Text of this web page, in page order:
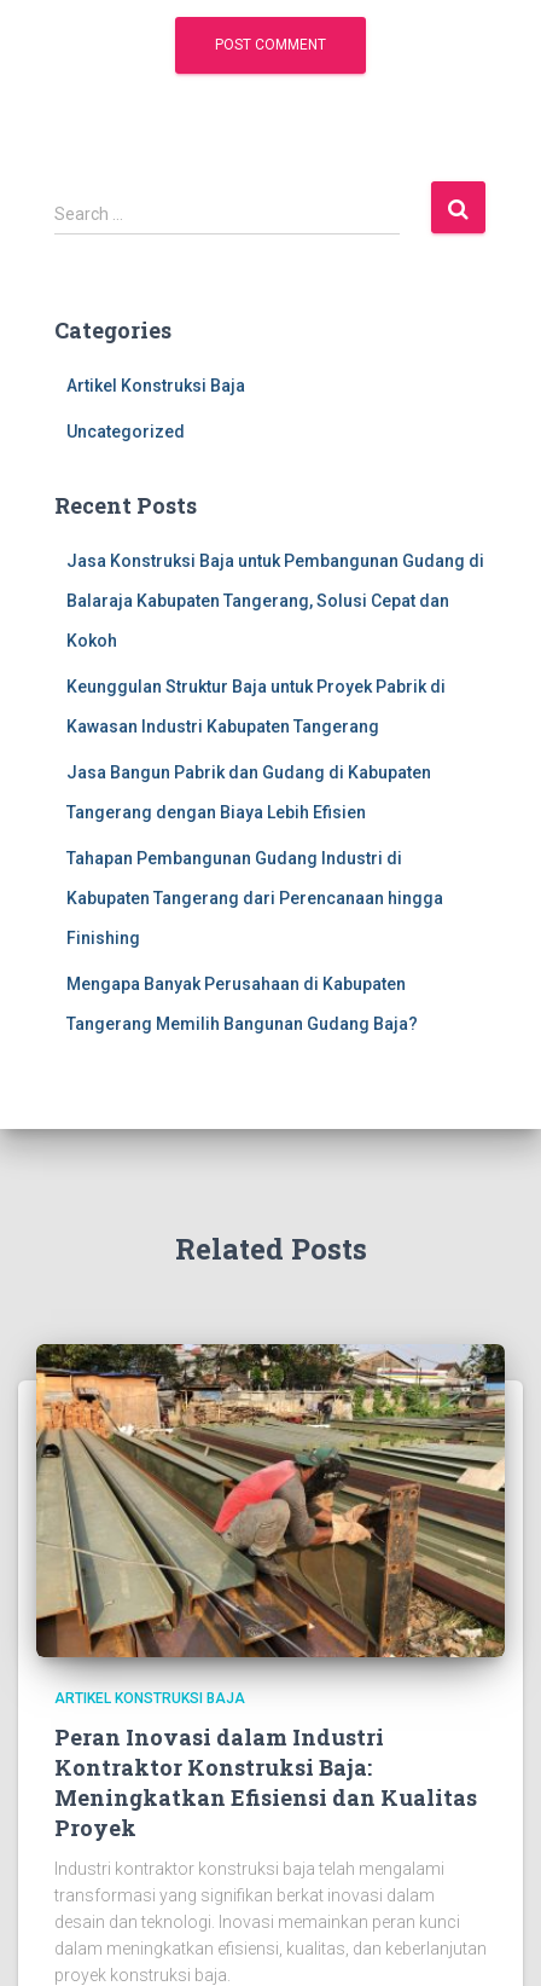
S
e
h
Search …
Categories
Artikel Konstruksi Baja
Uncategorized
Recent Posts
Jasa Konstruksi Baja untuk Pembangunan Gudang di
Balaraja Kabupaten Tangerang, Solusi Cepat dan
Kokoh
Keunggulan Struktur Baja untuk Proyek Pabrik di
Kawasan Industri Kabupaten Tangerang
Jasa Bangun Pabrik dan Gudang di Kabupaten
Tangerang dengan Biaya Lebih Efisien
Tahapan Pembangunan Gudang Industri di
Kabupaten Tangerang dari Perencanaan hingga
Finishing
Mengapa Banyak Perusahaan di Kabupaten
Tangerang Memilih Bangunan Gudang Baja?
Related Posts
ARTIKEL KONSTRUKSI BAJA
Peran Inovasi dalam Industri
Kontraktor Konstruksi Baja:
Meningkatkan Efisiensi dan Kualitas
Proyek
Industri kontraktor konstruksi baja telah mengalami
transformasi yang signifikan berkat inovasi dalam
desain dan teknologi. Inovasi memainkan peran kunci
dalam meningkatkan efisiensi, kualitas, dan keberlanjutan
proyek konstruksi baja.